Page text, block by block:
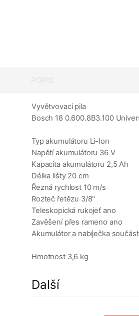
Vyvětvovací pila
Bosch 18 0.600.8B3.100
Typ akumulátoru Li-Ion
Napětí akumulátoru 36 V
Kapacita akumulátoru 2,5 Ah
Délka lišty 20 cm
Řezná rychlost 10 m/s
Rozteč řetězu 3/8"
Teleskopická rukojeť ano
Zavěšení přes rameno ano
Akumulátor a nabíječka
Hmotnost 3,6 kg
Další